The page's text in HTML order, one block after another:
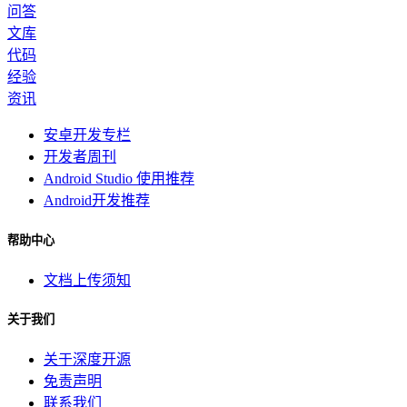
问答
文库
代码
经验
资讯
安卓开发专栏
开发者周刊
Android Studio 使用推荐
Android开发推荐
帮助中心
文档上传须知
关于我们
关于深度开源
免责声明
联系我们